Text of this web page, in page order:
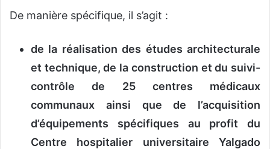
De manière spécifique, il s’agit :
de la réalisation des études architecturale
et technique, de la construction et du suivi-
contrôle de 25 centres médicaux
communaux ainsi que de l’acquisition
d’équipements spécifiques au profit du
Centre hospitalier universitaire Yalgado